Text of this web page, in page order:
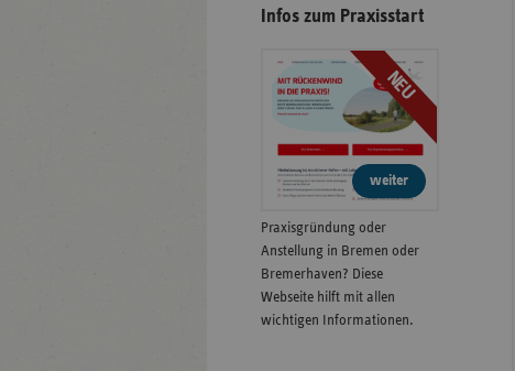
Infos zum Praxisstart
NEU
weiter
Praxisgründung oder
Anstellung in Bremen oder
Bremerhaven? Diese
Webseite hilft mit allen
wichtigen Informationen.